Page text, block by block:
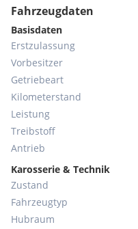
Fahrzeugdaten
Basisdaten
Erstzulassung
Vorbesitzer
Getriebeart
Kilometerstand
Leistung
Treibstoff
Antrieb
Karosserie & Technik
Zustand
Fahrzeugtyp
Hubraum